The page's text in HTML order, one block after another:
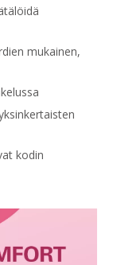
mukainen,
kodin